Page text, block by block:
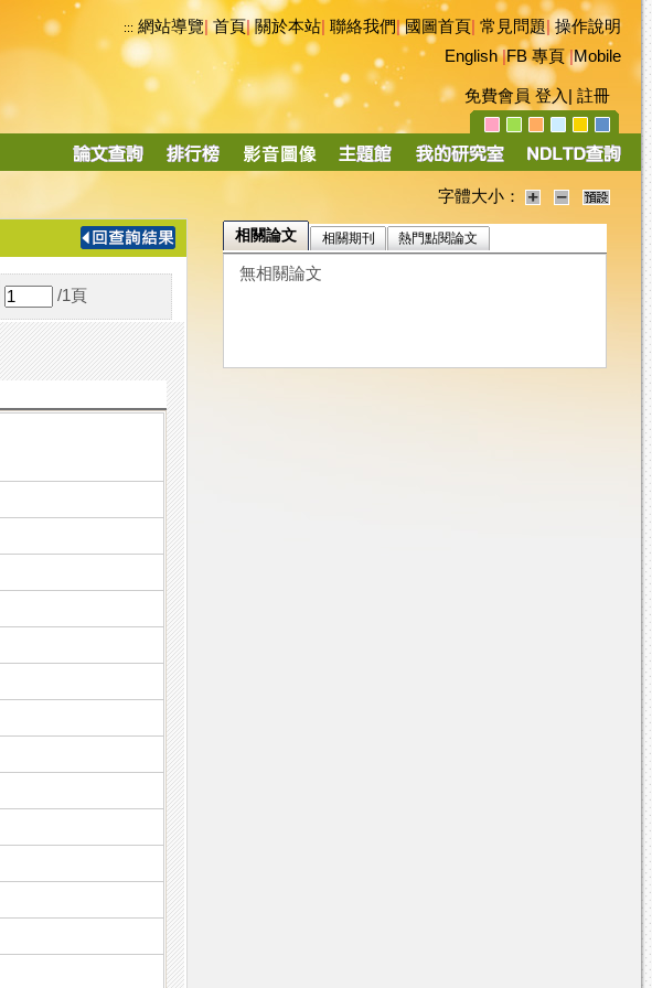
::: 網站導覽|首頁|關於本站 聯絡我們|國圖首頁 常見問題|操作說明
English|FB 專頁|Mobile
免費會員 登入 註冊
導
字體大小：
/1 頁
相關論文 相關期刊 熱門點閱論文
無相關論文